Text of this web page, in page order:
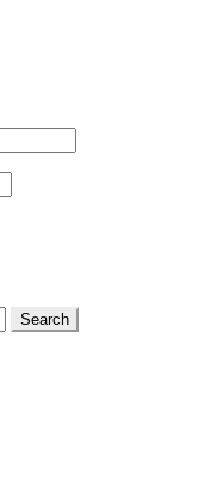
Search